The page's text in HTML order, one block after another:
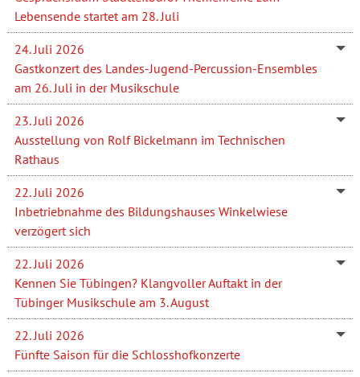
Lebensende startet am 28. Juli
24. Juli 2026
Gastkonzert des Landes-Jugend-Percussion-Ensembles
am 26. Juli in der Musikschule
23. Juli 2026
Ausstellung von Rolf Bickelmann im Technischen
Rathaus
22. Juli 2026
Inbetriebnahme des Bildungshauses Winkelwiese
verzögert sich
22. Juli 2026
Kennen Sie Tübingen? Klangvoller Auftakt in der
Tübinger Musikschule am 3. August
22. Juli 2026
Fünfte Saison für die Schlosshofkonzerte